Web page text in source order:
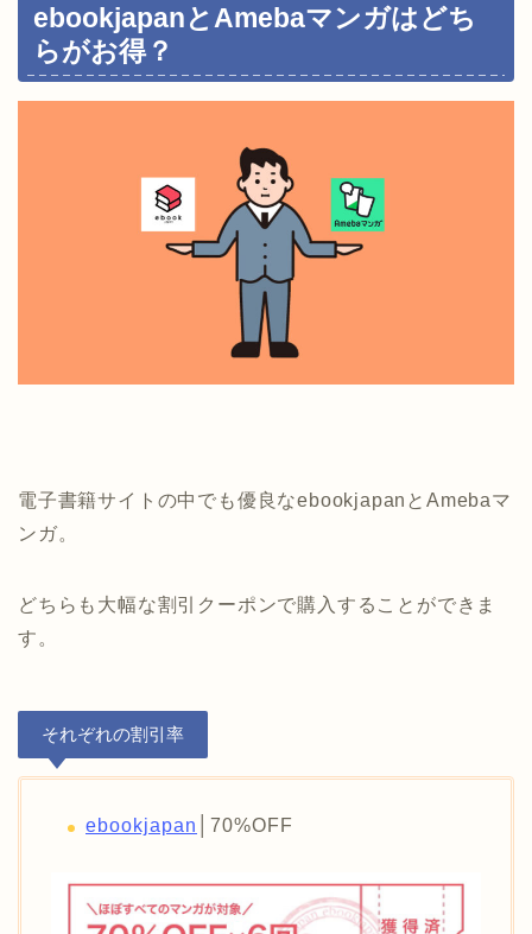
ebookjapanとAmebaマンガはどち
らがお得？
電子書籍サイトの中でも優良なebookjapanとAmebaマ
ンガ。
どちらも大幅な割引クーポンで購入することができま
す。
それぞれの割引率
ebookjapan │70%OFF